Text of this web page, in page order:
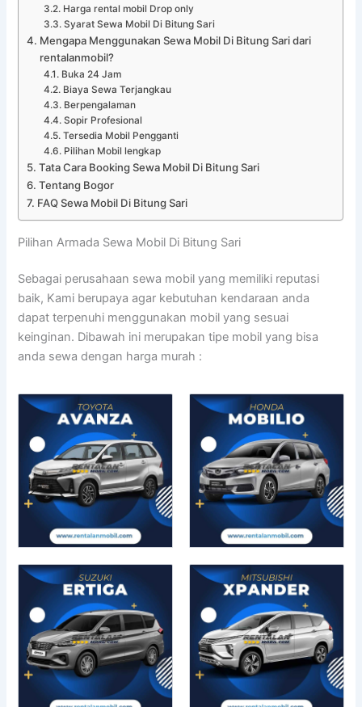
Harga rental mobil Drop only
Syarat Sewa Mobil Di Bitung Sari
Mengapa Menggunakan Sewa Mobil Di Bitung Sari dari
rentalanmobil?
Buka 24 Jam
Biaya Sewa Terjangkau
Berpengalaman
Sopir Profesional
Tersedia Mobil Pengganti
Pilihan Mobil lengkap
Tata Cara Booking Sewa Mobil Di Bitung Sari
Tentang Bogor
FAQ Sewa Mobil Di Bitung Sari
Pilihan Armada Sewa Mobil Di Bitung Sari
Sebagai perusahaan sewa mobil yang memiliki reputasi
baik, Kami berupaya agar kebutuhan kendaraan anda
dapat terpenuhi menggunakan mobil yang sesuai
keinginan. Dibawah ini merupakan tipe mobil yang bisa
anda sewa dengan harga murah :